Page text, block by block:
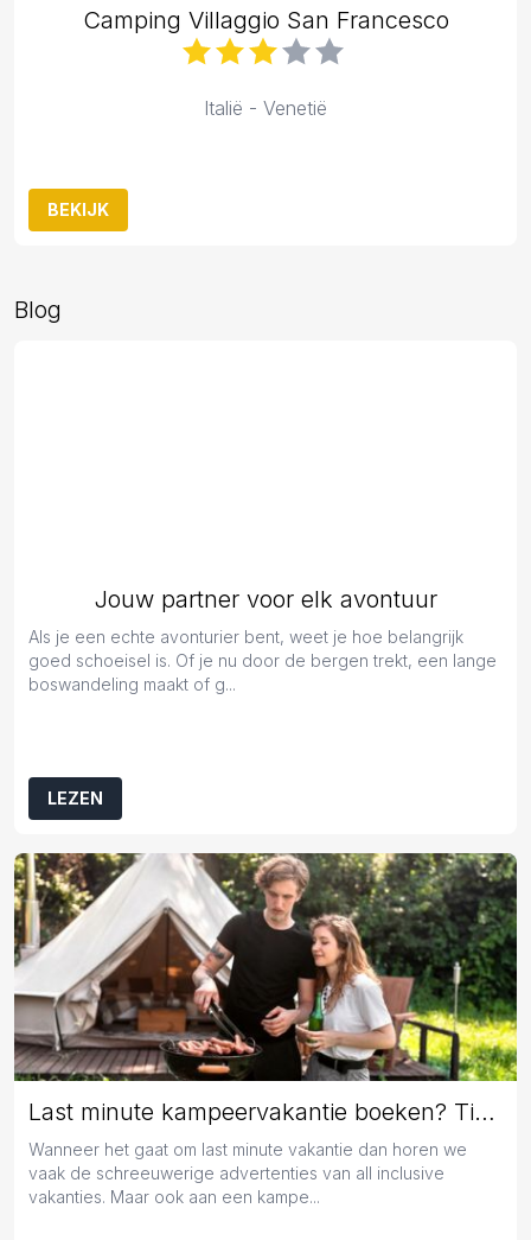
Camping Villaggio San Francesco
Italië - Venetië
BEKIJK
Blog
Jouw partner voor elk avontuur
Als je een echte avonturier bent, weet je hoe belangrijk
goed schoeisel is. Of je nu door de bergen trekt, een lange
boswandeling maakt of g...
LEZEN
Last minute kampeervakantie boeken? Tips en tricks!
Wanneer het gaat om last minute vakantie dan horen we
vaak de schreeuwerige advertenties van all inclusive
vakanties. Maar ook aan een kampe...